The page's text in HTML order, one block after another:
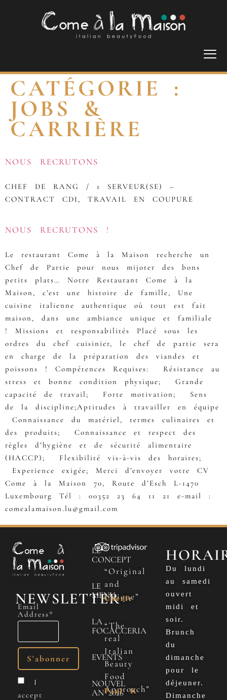
CATÉGORIE :
JOBS &
CARRIÈRE
NOUS RECRUTONS
CHEF DE RANG / 1 SERVEUR(SE) –
CONTRACT CDI, TRAVAIL EN COUPURE
NOUS RECRUTONS !
Le restaurant Come à la Maison recherche un
Chef de Partie pour nous mijoter des bons
petits plats… Notre Restaurant Come à la
Maison, c’est une histoire de famille, Une
cuisine italienne authentique où tout est fait
maison, dans une ambiance unique et familiale
! Missions et responsabilités Placé sous les
ordres du chef cuisinier, le chef de partie sera
en charge de la préparation des viandes et
poissons ! Compétences Requises: Résistance au
stress et bonne condition physique; Grande
capacité de travail; Forte motivation; Sens
de la discipline;Aptitudes à travailler en équipe
Connaissance du matériel, termes culinaires et
des produits; Connaissance et respect des
règles d’hygiène et de sécurité alimentaire
(HACCP); Flexibilité vis-à-vis des horaires;
Experience exigée; Merci d’envoyer votre CV
Come à la Maison 70, Route d’Esch L-1470
Luxembourg Tél : 00352 23 64 11 21 e-mail :
comealamaison.lu@gmail.com
NEWSLETTER
Email
Address*
I
accept
LE
CONCEPT
LE
MENU
LA
FOCACCERIA
EVENTS
NOUVEL
AN 2026
“Original
and
Unique”
Cherfr
“The
real
Italian
Beauty
Food
Approach”
Paul K
Du lundi
au samedi
ouvert
midi et
soir.
Brunch
du
dimanche
pour le
déjeuner.
Dimanche